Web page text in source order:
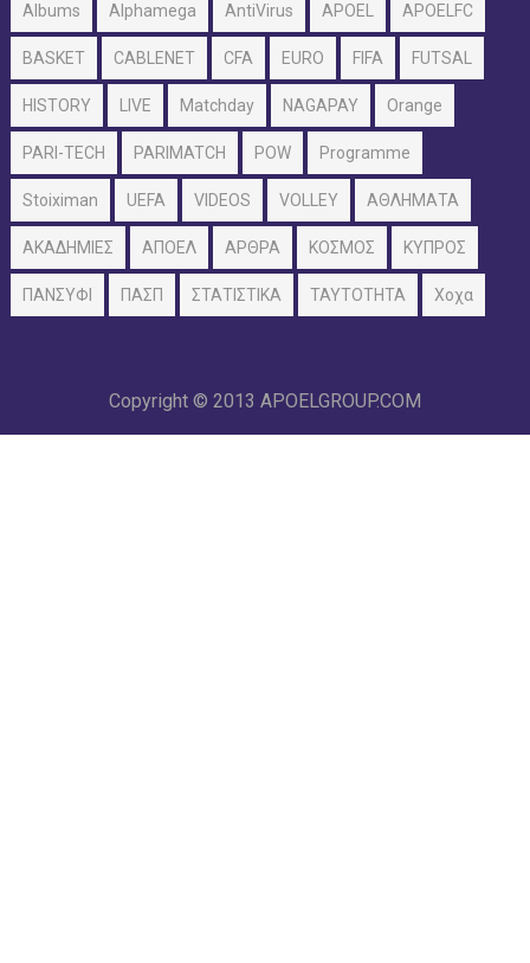
Albums Alphamega AntiVirus APOEL APOELFC
BASKET CABLENET CFA EURO FIFA FUTSAL
HISTORY LIVE Matchday NAGAPAY Orange
PARI-TECH PARIMATCH POW Programme
Stoiximan UEFA VIDEOS VOLLEY ΑΘΛΗΜΑΤΑ
ΑΚΑΔΗΜΙΕΣ ΑΠΟΕΛ ΑΡΘΡΑ ΚΟΣΜΟΣ ΚΥΠΡΟΣ
ΠΑΝΣΥΦΙ ΠΑΣΠ ΣΤΑΤΙΣΤΙΚΑ ΤΑΥΤΟΤΗΤΑ Χοχα
Copyright © 2013 APOELGROUP.COM